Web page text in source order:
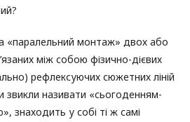
«паралельний монтаж» двох або
між собою фізично-дієвих
рефлексуючих сюжетних ліній
звикли називати «сьогоденням-
знаходить у собі ті ж самі